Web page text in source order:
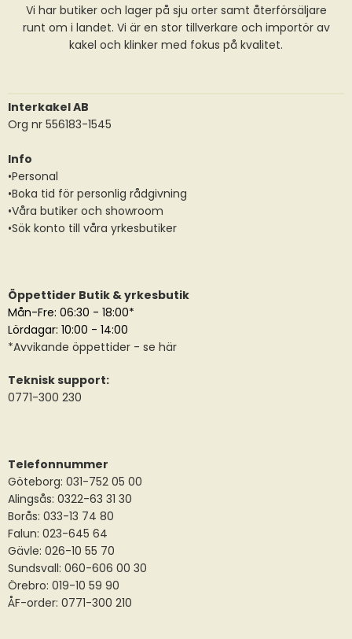
Vi har butiker och lager på sju orter samt återförsäljare
runt om i landet. Vi är en stor tillverkare och importör av
kakel och klinker med fokus på kvalitet.
Interkakel AB
Org nr 556183-1545
Info
•Personal
•Boka tid för personlig rådgivning
•Våra butiker och showroom
•Sök konto till våra yrkesbutiker
Öppettider Butik & yrkesbutik
Mån-Fre: 06:30 - 18:00*
Lördagar: 10:00 - 14:00
*Avvikande öppettider - se här
Teknisk support:
0771-300 230
Telefonnummer
Göteborg: 031-752 05 00
Alingsås: 0322-63 31 30
Borås: 033-13 74 80
Falun: 023-645 64
Gävle: 026-10 55 70
Sundsvall: 060-606 00 30
Örebro: 019-10 59 90
ÅF-order: 0771-300 210